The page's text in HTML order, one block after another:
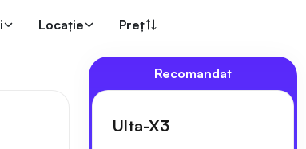
Locaţie Preț
Recomandat
Ulta-X3